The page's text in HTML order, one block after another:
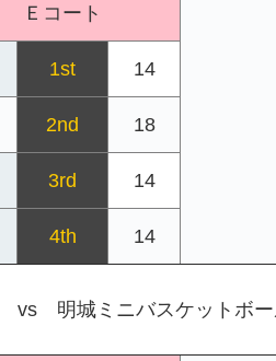
Ｅコート
1st 14
2nd 18
3rd 14
4th 14
vs 明城ミニバスケットボー